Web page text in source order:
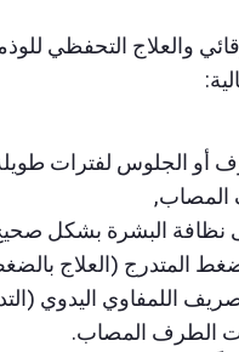
والعلاج التحفظي
أو الجلوس لفترات
المصاب,
نظافة البشرة بشكل
المتدرج (العلاج
اللمفاوي اليدوي
الطرف المصاب.